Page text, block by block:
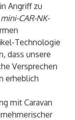
Angriff zu
mini-CAR-NK-
Technologie
dass unsere
Versprechen
erheblich
mit Caravan